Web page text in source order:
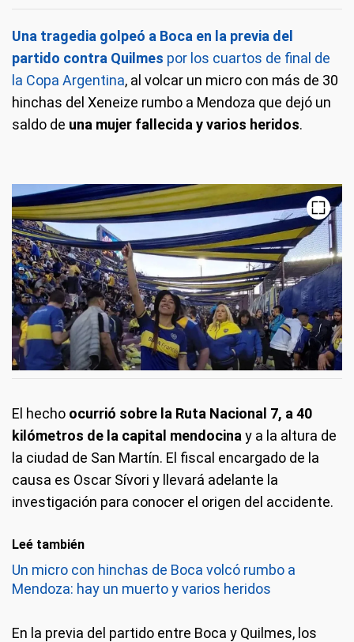
Una tragedia golpeó a Boca en la previa del
partido contra Quilmes por los cuartos de final de
la Copa Argentina, al volcar un micro con más de 30
hinchas del Xeneize rumbo a Mendoza que dejó un
saldo de una mujer fallecida y varios heridos.
El hecho ocurrió sobre la Ruta Nacional 7, a 40
kilómetros de la capital mendocina y a la altura de
la ciudad de San Martín. El fiscal encargado de la
causa es Oscar Sívori y llevará adelante la
investigación para conocer el origen del accidente.
Leé también
Un micro con hinchas de Boca volcó rumbo a
Mendoza: hay un muerto y varios heridos
En la previa del partido entre Boca y Quilmes, los